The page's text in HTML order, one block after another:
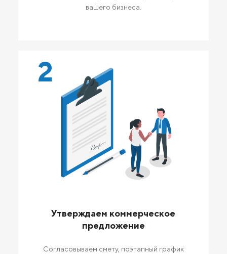
вашего бизнеса.
2
Утверждаем коммерческое
предложение
Согласовываем смету, поэтапный график